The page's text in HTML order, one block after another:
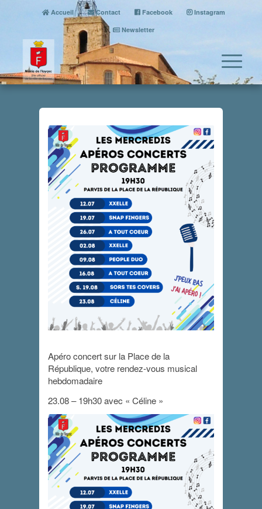
Accueil Contact Facebook
Instagram
Newsletter
Apéro Concert
23 août 2023 - 19 h 30 min- 21 h 00 min
Apéro concert sur la Place de la
République, votre rendez-vous musical
hebdomadaire
23.08 – 19h30 avec « Céline »